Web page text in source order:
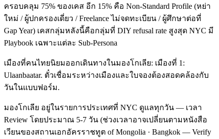
ครอบคลุม 75% ของเคส อีก 15% คือ Non-Standard Profile (หย่า
ใหม่ / ผู้ปกครองเดี่ยว / Freelance ไม่จดทะเบียน / ผู้ศึกษาต่อที่
Gap Year) เคสกลุ่มหลังนี้คือกลุ่มที่ DIY refusal rate สูงสุด NYC มี
Playbook เฉพาะแต่ละ Sub-Persona
เมืองที่คนไทยนิยมออกเดินทางในมองโกเลีย: เมืองที่ 1:
Ulaanbaatar. ตั๋วเชื่อมระหว่างเมืองและใบจองต้องสอดคล้องกับ
วันในแบบฟอร์ม.
มองโกเลีย อยู่ในรายการประเทศที่ NYC ดูแลทุกวัน — เวลา
Review โดยประมาณ 5-7 วัน (ช่วงเวลาอาจเปลี่ยนตามหนังสือ
เวียนของสถานเอกอัครราชทูต of Mongolia · Bangkok — Verify